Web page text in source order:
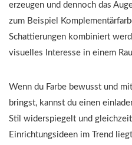
erzeugen und dennoch das
zum Beispiel
Schattierungen kombiniert
visuelles Interesse in einem
Wenn du Farbe bewusst und
bringst, kannst du einen
Stil widerspiegelt und
Einrichtungsideen im Trend